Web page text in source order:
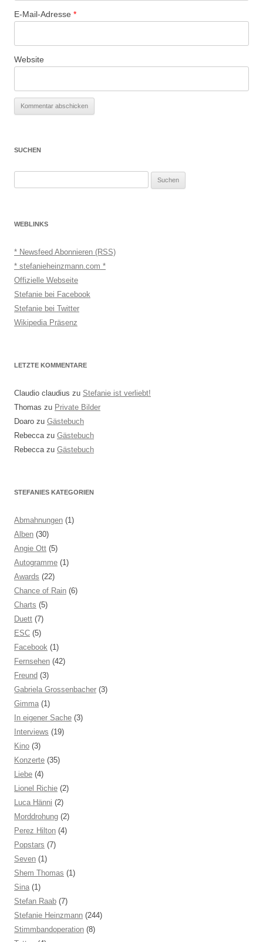
E-Mail-Adresse *
Website
SUCHEN
WEBLINKS
* Newsfeed Abonnieren (RSS)
* stefanieheinzmann.com *
Offizielle Webseite
Stefanie bei Facebook
Stefanie bei Twitter
Wikipedia Präsenz
LETZTE KOMMENTARE
Claudio claudius zu Stefanie ist verliebt!
Thomas zu Private Bilder
Doaro zu Gästebuch
Rebeccazu Gästebuch
Rebeccazu Gästebuch
STEFANIES KATEGORIEN
Abmahnungen (1)
Alben (30)
Angie Ott (5)
Autogramme (1)
Awards (22)
Chance of Rain (6)
Charts (5)
Duett (7)
ESC (5)
Facebook (1)
Fernsehen (42)
Freund (3)
Gabriela Grossenbacher (3)
Gimma (1)
In eigener Sache (3)
Interviews (19)
Kino (3)
Konzerte (35)
Liebe (4)
Lionel Richie (2)
Luca Hänni (2)
Morddrohung (2)
Perez Hilton (4)
Popstars (7)
Seven (1)
Shem Thomas (1)
Sina (1)
Stefan Raab (7)
Stefanie Heinzmann (244)
Stimmbandoperation (8)